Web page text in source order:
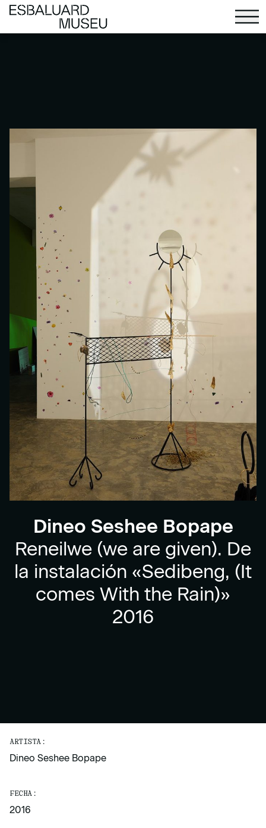
Dineo Seshee Bopape
Reneilwe (we are given). De
la instalación «Sedibeng, (It
comes With the Rain)»
2016
ARTISTA:
Dineo Seshee Bopape
FECHA:
2016